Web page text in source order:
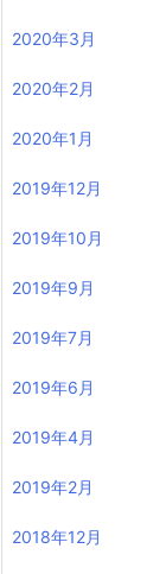
2020年3月
2020年2月
2020年1月
2019年12月
2019年10月
2019年9月
2019年7月
2019年6月
2019年4月
2019年2月
2018年12月